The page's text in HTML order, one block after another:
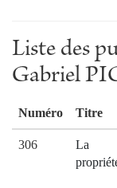
Liste des
Gabriel
Numéro Titre
306
La